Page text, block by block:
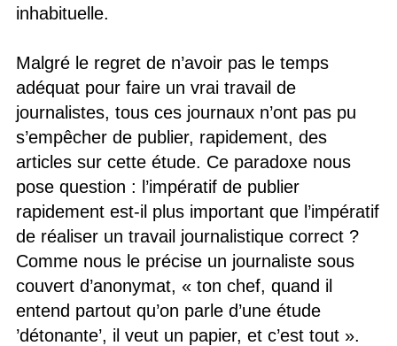
inhabituelle.
Malgré le regret de n’avoir pas le temps
adéquat pour faire un vrai travail de
journalistes, tous ces journaux n’ont pas pu
s’empêcher de publier, rapidement, des
articles sur cette étude. Ce paradoxe nous
pose question : l’impératif de publier
rapidement est-il plus important que l’impératif
de réaliser un travail journalistique correct ?
Comme nous le précise un journaliste sous
couvert d’anonymat, « ton chef, quand il
entend partout qu’on parle d’une étude
’détonante’, il veut un papier, et c’est tout ».